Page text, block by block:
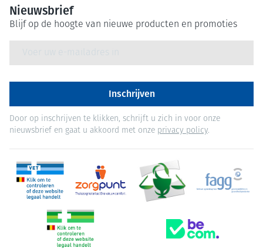
Nieuwsbrief
Blijf op de hoogte van nieuwe producten en promoties
Inschrijven
Door op inschrijven te klikken, schrijft u zich in voor onze
nieuwsbrief en gaat u akkoord met onze privacy policy.